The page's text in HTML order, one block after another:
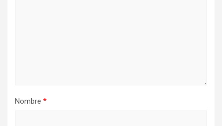
Nombre *